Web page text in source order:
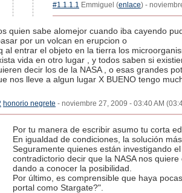
#1.1.1.1 Emmiguel (enlace) -
quien sabe alomejor cuando iba cayendo
por un volcan en erupcion o
al entrar el objeto en la tierra los
vida en otro lugar , y todos saben si
decir los de la NASA , o esas grandes
nos lleve a algun lugar X BUENO tengo
honorio negrete - noviembre 27, 2009 - 03:40 AM
Por tu manera de escribir asumo tu corta
En igualdad de condiciones, la solución
Seguramente quienes están investigando
contradictorio decir que la NASA nos
dando a conocer la posibilidad.
Por último, es comprensible que haya
portal como Stargate?".